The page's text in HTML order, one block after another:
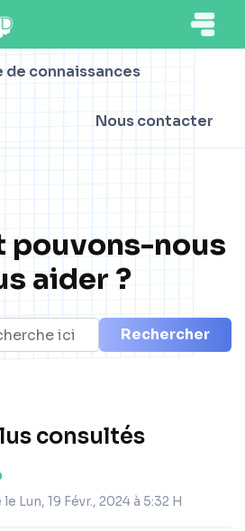
de connaissances
Nous contacter
pouvons-nous
aider ?
Rechercher
consultés
Lun, 19 Févr., 2024 à 5:32 H